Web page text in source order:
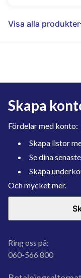
Visa alla produkter
Skapa
Fördelar med konto:
Skapa listor
Se dina
Skapa
Och mycket mer.
Ring oss på:
060-566 800